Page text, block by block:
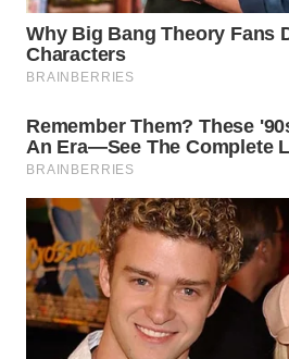
OTOMOTIF
WAHANA
WAHANA
DESA
WISATA
LAPAK
WAHANA
Wahana